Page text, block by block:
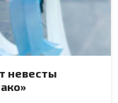
невесты